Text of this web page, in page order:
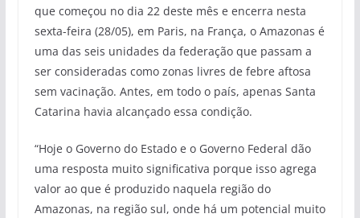
que começou no dia 22 deste mês e encerra nesta
sexta-feira (28/05), em Paris, na França, o Amazonas é
uma das seis unidades da federação que passam a
ser consideradas como zonas livres de febre aftosa
sem vacinação. Antes, em todo o país, apenas Santa
Catarina havia alcançado essa condição.
“Hoje o Governo do Estado e o Governo Federal dão
uma resposta muito significativa porque isso agrega
valor ao que é produzido naquela região do
Amazonas, na região sul, onde há um potencial muito